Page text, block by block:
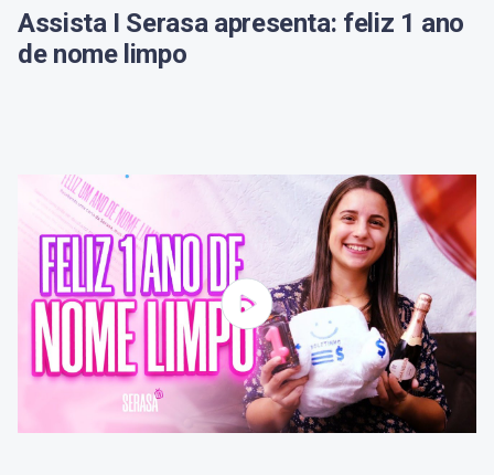
Assista I Serasa apresenta: feliz 1 ano
de nome limpo